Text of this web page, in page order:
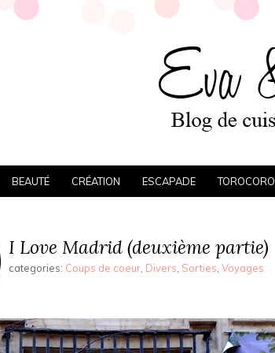
BEAUTÉ CRÉATION ESCAPADE TOROCORO
I Love Madrid (deuxième partie)
categories: Coups de coeur Divers Sorties Voyages